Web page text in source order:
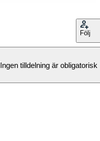
Följ
Ingen tilldelning är obligatorisk